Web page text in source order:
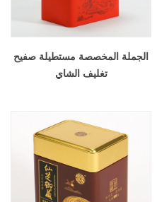
الجملة المخصصة مستطيلة صفيح
تغليف الشاي